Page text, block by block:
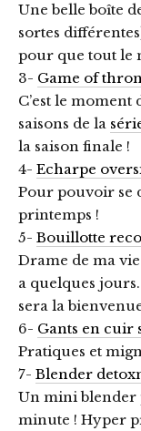
Une belle boîte
sortes
pour que tout le
3- Game of
C’est le
saisons de la
la saison finale !
4- Echarpe
Pour pouvoir se
printemps !
5- Bouillotte
Drame de ma
a quelques
sera la
6- Gants en cuir
Pratiques et
7- Blender
Un mini blender
minute ! Hyper